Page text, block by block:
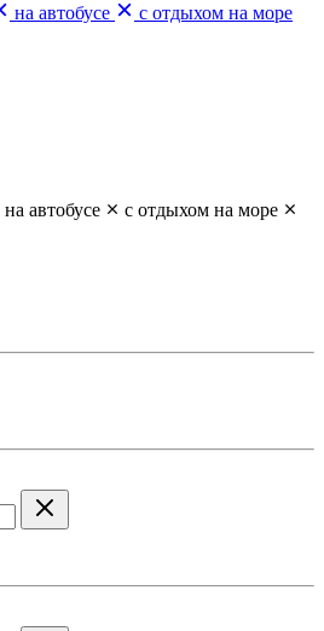
на автобусе с отдыхом на море
на автобусе
с отдыхом на море